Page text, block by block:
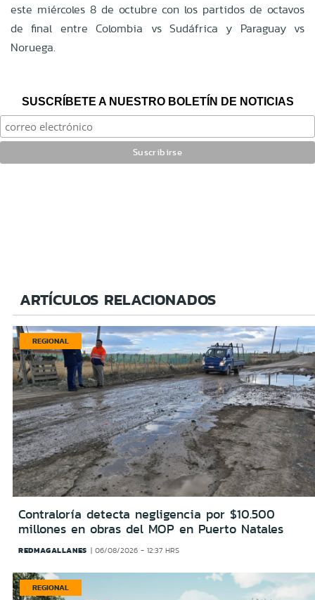
este miércoles 8 de octubre con los partidos de octavos
de final entre Colombia vs Sudáfrica y Paraguay vs
Noruega.
SUSCRÍBETE A NUESTRO BOLETÍN DE NOTICIAS
ARTÍCULOS RELACIONADOS
REGIONAL
Contraloría detecta negligencia por $10.500
millones en obras del MOP en Puerto Natales
REDMAGALLANES 06/08/2026 - 12:37 HRS
REGIONAL